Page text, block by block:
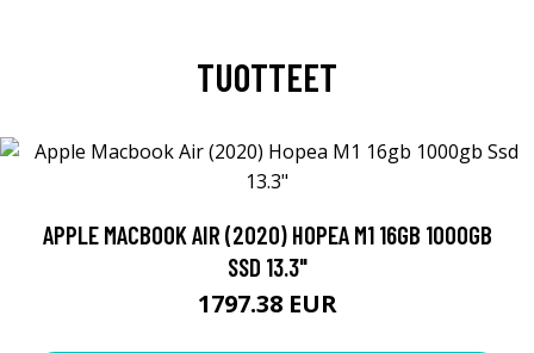
TUOTTEET
APPLE MACBOOK AIR (2020) HOPEA M1 16GB 1000GB
SSD 13.3"
1797.38 EUR